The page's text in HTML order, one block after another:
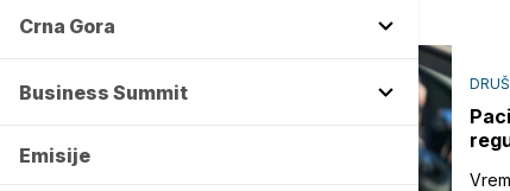
Crna Gora
Business Summit
Emisije